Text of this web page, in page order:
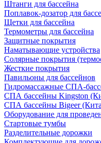
Штанги для бассейна
Поплавок-дозатор для
Щетки для бассейна
Термометры для бассейна
Защитные покрытия
Наматывающие устройства
Солярные покрытия
Жесткие покрытия
Павильоны для бассейнов
Гидромассажные СПА-
СПА бассейны Kingston
СПА бассейны Bigeer
Оборудование для
Стартовые тумбы
Разделительные дорожки